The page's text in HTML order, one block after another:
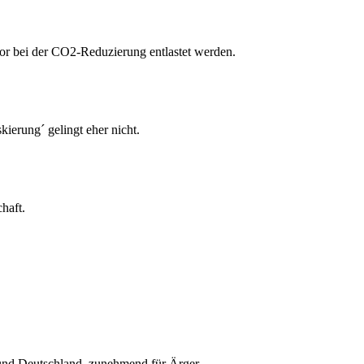
bei der CO2-Reduzierung entlastet werden.
gelingt eher nicht.